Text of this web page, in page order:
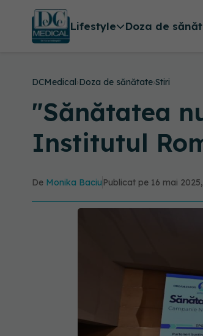
Lifestyle Doza de
DCMedical›Doza de sănătate›Stiri
"Sănătatea
Institutul
De Monika Baciu Publicat pe 16 mai